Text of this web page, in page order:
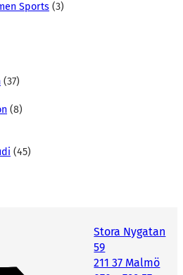
Sports (3)
(37)
(8)
(45)
Stora Nygatan
59
211 37 Malmö